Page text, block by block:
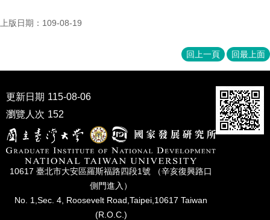
究
研
究
期
刊
試
區
上版日期：109-08-19
回上一頁 回最上面
更新日期 115-08-06
瀏覽人次 152
10617 臺北市⼤安區羅斯福路四段1號 （辛亥復興路⼝
側⾨進入）
No. 1,Sec. 4, Roosevelt Road,Taipei,10617 Taiwan
(R.O.C.)